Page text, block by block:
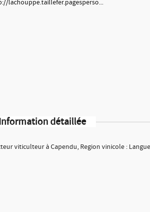
lachouppe.taillefer.pagesperso...
détaillée
viticulteur à Capendu, Region vinicole :